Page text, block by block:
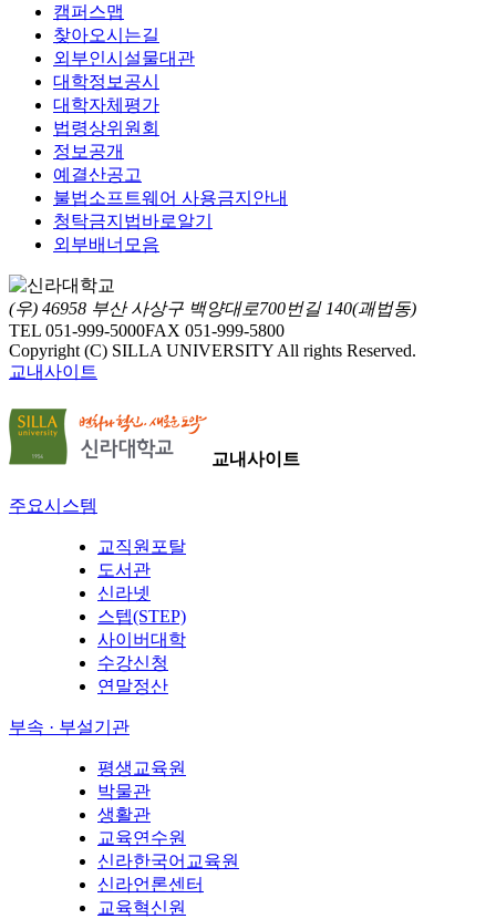
캠퍼스맵
찾아오시는길
외부인시설물대관
대학정보공시
대학자체평가
법령상위원회
정보공개
예결산공고
불법소프트웨어 사용금지안내
청탁금지법바로알기
외부배너모음
(우) 46958 부산 사상구 백양대로700번길 140(괘법동)
TEL 051-999-5000FAX 051-999-5800
Copyright (C) SILLA UNIVERSITY All rights Reserved.
교내사이트
교내사이트
주요시스템
교직원포탈
도서관
신라넷
스텝(STEP)
사이버대학
수강신청
연말정산
부속 · 부설기관
평생교육원
박물관
생활관
교육연수원
신라한국어교육원
신라언론센터
교육혁신원